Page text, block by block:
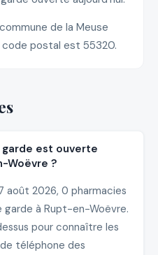
de la Meuse
code postal est 55320.
est ouverte
Woëvre ?
août 2026, 0 pharmacies
garde à Rupt-en-Woëvre.
pour connaître les
téléphone des